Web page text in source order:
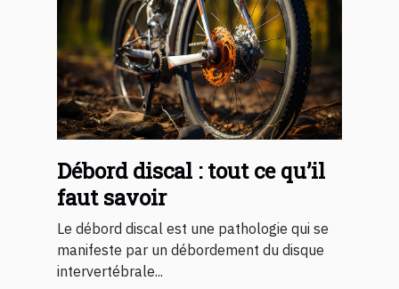
Débord discal : tout ce qu’il
faut savoir
Le débord discal est une pathologie qui se
manifeste par un débordement du disque
intervertébrale...